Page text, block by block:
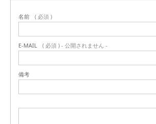
名前 ( 必須 )
E-MAIL ( 必須 ) - 公開されません -
備考